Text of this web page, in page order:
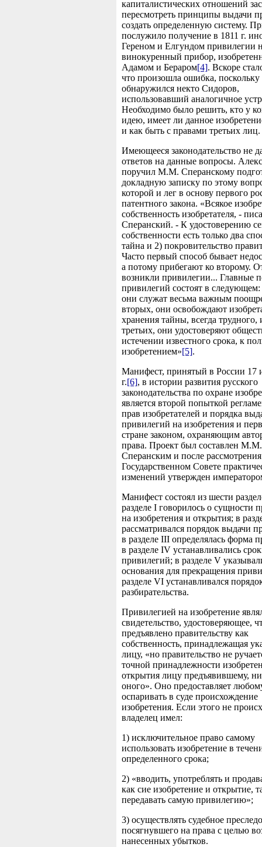
капиталистических отношений
пересмотреть принципы выдачи
создать определенную систему.
послужило получение в 1811 г.
Гереном и Елгундом привилегии
винокуренный прибор,
Адамом и Бераром[4]. Вскоре
что произошла ошибка, поскольку
обнаружился некто Сидоров,
использовавший аналогичное
Необходимо было решить, кто у
идею, имеет ли данное
и как быть с правами третьих лиц.
Имеющееся законодательство не
ответов на данные вопросы.
поручил М.М. Сперанскому
докладную записку по этому
которой и лег в основу первого
патентного закона. «Всякое
собственность изобретателя, -
Сперанский. - К удостоверению
собственности есть только два
тайна и 2) покровительство
Часто первый способ бывает
а потому прибегают ко второму.
возникли привилегии... Главные
привилегий состоят в
они служат весьма важным
вторых, они освобождают
хранения тайны, всегда трудного,
третьих, они удостоверяют
истечении известного срока, к
изобретением»[5].
Манифест, принятый в России 17
г.[6], в истории развития русского
законодательства по охране
является второй попыткой
прав изобретателей и порядка
привилегий на изобретения и
стране законом, охраняющим
права. Проект был составлен М.М.
Сперанским и после
Государственном Совете
изменений утвержден
Манифест состоял из шести
разделе I говорилось о сущности
на изобретения и открытия; в
рассматривался порядок выдачи
в разделе III определялась форма
в разделе IV устанавливались
привилегий; в разделе V
основания для прекращения
разделе VI устанавливался
разбирательства.
Привилегией на изобретение
свидетельство, удостоверяющее,
предъявлено правительству как
собственность, принадлежащая
лицу, «но правительство не
точной принадлежности
открытия лицу предъявившему,
оного». Оно предоставляет
оспаривать в суде происхождение
изобретения. Если этого не
владелец имел:
1) исключительное право самому
использовать изобретение в
определенного срока;
2) «вводить, употреблять и
как сие изобретение и открытие,
передавать самую привилегию»;
3) осуществлять судебное
посягнувшего на права с целью
нанесенных убытков.